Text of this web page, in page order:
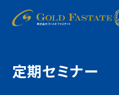
定期セミナー